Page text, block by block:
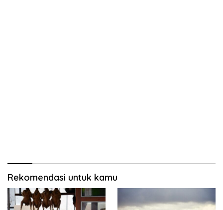
Rekomendasi untuk kamu